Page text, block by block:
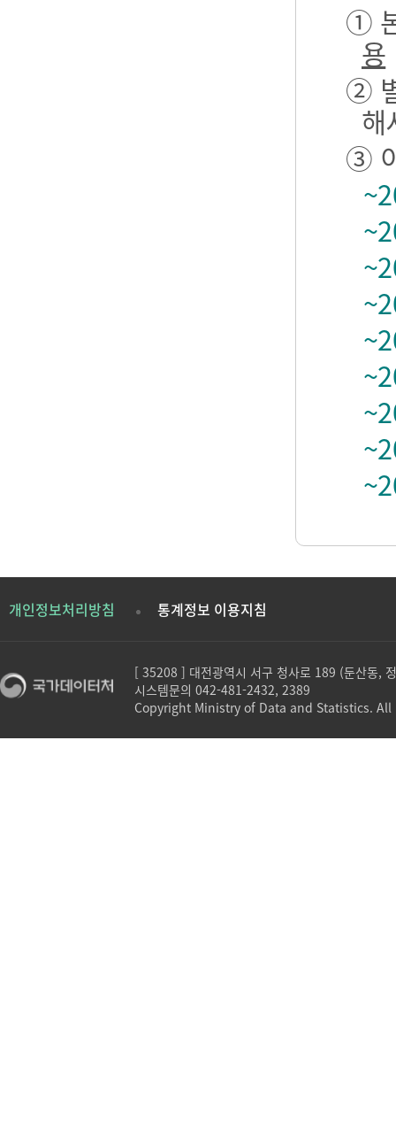
①
용
②
해
③
개인정보처리방침 통계정보 이용지침
[ 35208 ] 대전광역시 서구 청사로 189 (둔산동,
시스템문의 042-481-2432, 2389
Copyright Ministry of Data and Statistics.